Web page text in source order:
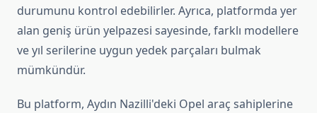
durumunu kontrol edebilirler. Ayrıca, platformda yer
alan geniş ürün yelpazesi sayesinde, farklı modellere
ve yıl serilerine uygun yedek parçaları bulmak
mümkündür.
Bu platform, Aydın Nazilli'deki Opel araç sahiplerine